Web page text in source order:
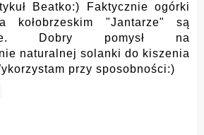
Beatko:) Faktycznie ogórki
kołobrzeskim "Jantarze" są
Dobry pomysł na
naturalnej solanki do kiszenia
przy sposobności:)